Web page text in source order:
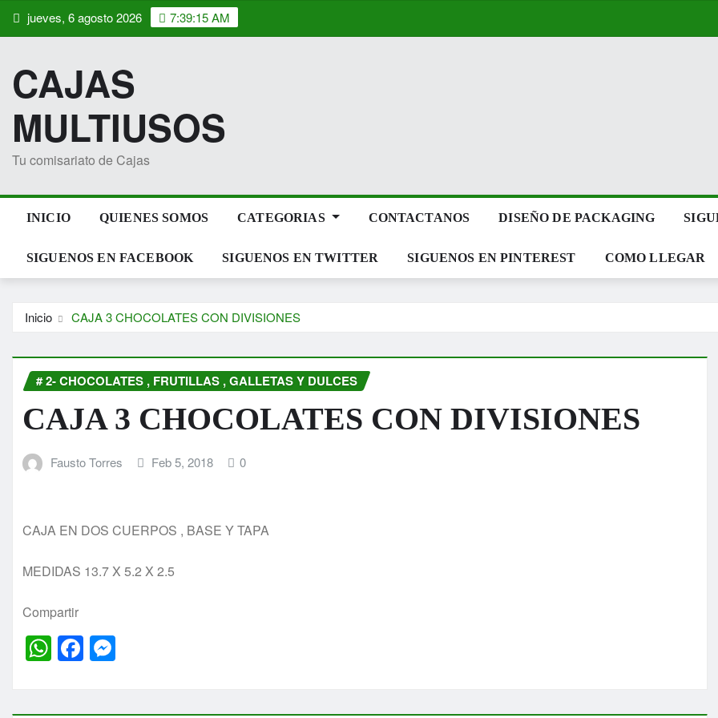
Saltarjueves, 6 agosto 2026 7:39:15 AM
CAJAS
MULTIUSOS
Tu comisariato de Cajas
INICIO QUIENES SOMOS CATEGORIAS CONTACTANOS DISEÑO DE PACKAGING
SIGUENOS EN FACEBOOK SIGUENOS EN TWITTER SIGUENOS EN PINTEREST COMO LLEGAR
Inicio CAJA 3 CHOCOLATES CON DIVISIONES
# 2- CHOCOLATES , FRUTILLAS , GALLETAS Y DULCES
CAJA 3 CHOCOLATES CON DIVISIONES
Fausto Torres Feb 5, 2018 0
CAJA EN DOS CUERPOS , BASE Y TAPA
MEDIDAS 13.7 X 5.2 X 2.5
Compartir
W F